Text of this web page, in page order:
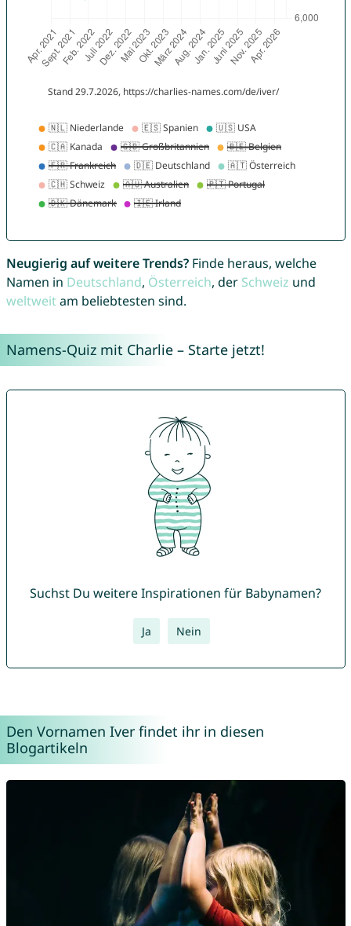
Neugierig auf weitere Trends?Finde heraus, welche
Namen in Deutschland, Österreich, der Schweiz und
weltweitam beliebtesten sind.
Namens-Quiz mit Charlie – Starte jetzt!
Suchst Du weitere Inspirationen für Babynamen?
Ja Nein
Den Vornamen Iver findet ihr in diesen
Blogartikeln